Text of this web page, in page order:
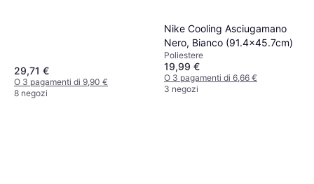
29,71 €
O 3 pagamenti di 9,90 €
8 negozi
Nike Cooling Asciugamano
Nero, Bianco (91.4x45.7cm)
Poliestere
19,99 €
O 3 pagamenti di 6,66 €
3 negozi